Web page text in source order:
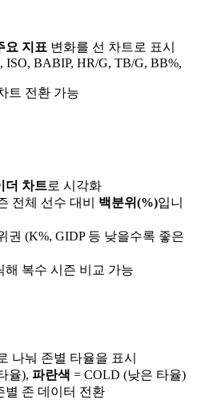
요 지표 변화를 선 차트로 표시
ISO, BABIP, HR/G, TB/G, BB%,
트 전환 가능
더 차트로 시각화
전체 선수 대비 백분위(%)입니
권 (K%, GIDP 등 낮을수록 좋은
해 복수 시즌 비교 가능
나눠 존별 타율을 표시
율), 파란색 = COLD (낮은 타율)
별 존 데이터 전환